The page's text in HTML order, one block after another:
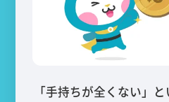
「手持ちが全くない」